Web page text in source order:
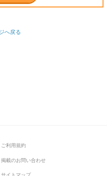
へ戻る
ご利用規約
掲載のお問い合わせ
サイトマップ